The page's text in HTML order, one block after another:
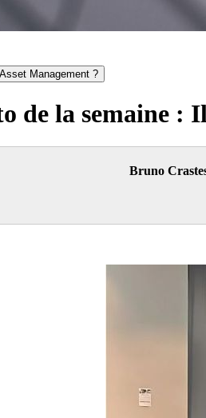
Management ?
de la semaine :
Bruno